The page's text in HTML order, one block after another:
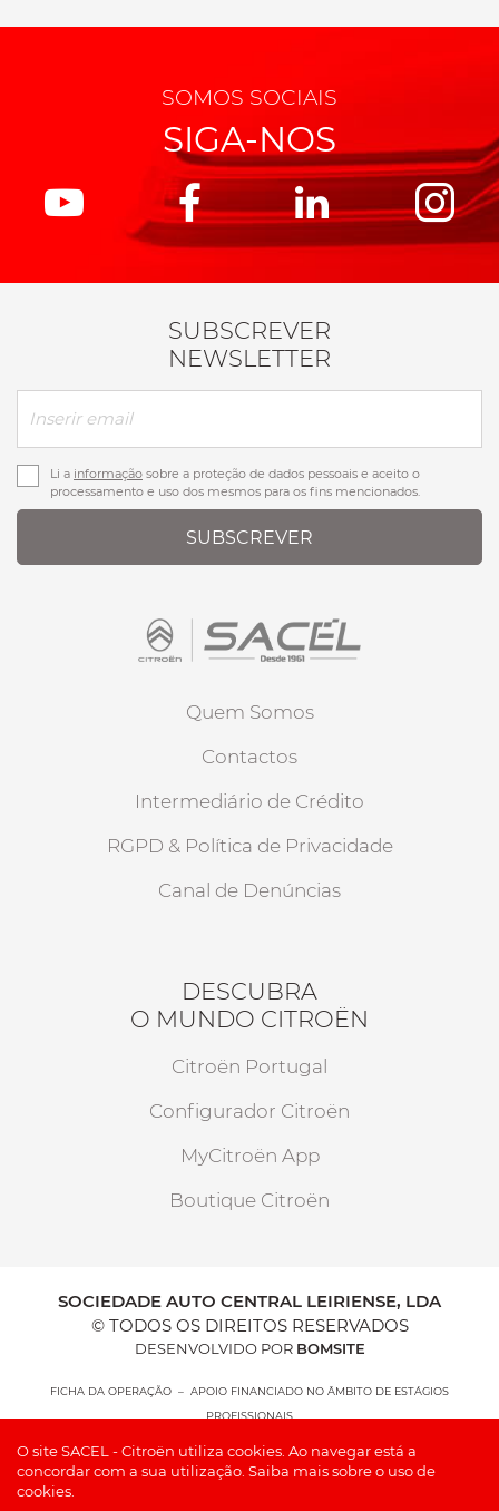
SOMOS SOCIAIS
SIGA-NOS
SUBSCREVER
NEWSLETTER
Li a informação sobre a proteção de dados pessoais e aceito o
processamento e uso dos mesmos para os fins mencionados.
SUBSCREVER
Quem Somos
Contactos
Intermediário de Crédito
RGPD & Política de Privacidade
Canal de Denúncias
DESCUBRA
O MUNDO CITROËN
Citroën Portugal
Configurador Citroën
MyCitroën App
Boutique Citroën
SOCIEDADE AUTO CENTRAL LEIRIENSE, LDA
© TODOS OS DIREITOS RESERVADOS
DESENVOLVIDO POR BOMSITE
FICHA DA OPERAÇÃO – APOIO FINANCIADO NO ÂMBITO DE ESTÁGIOS
PROFISSIONAIS
O site SACEL - Citroën utiliza cookies. Ao navegar está a
concordar com a sua utilização. Saiba mais sobre o uso de
cookies.